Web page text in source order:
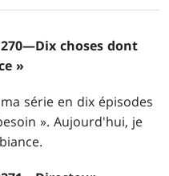
choses dont
»
série en dix épisodes
». Aujourd'hui, je